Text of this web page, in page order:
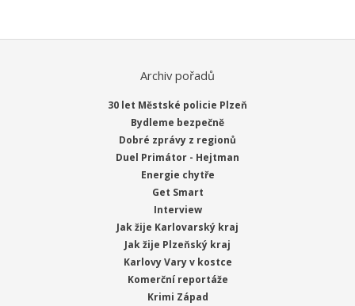
Archiv pořadů
30 let Městské policie Plzeň
Bydleme bezpečně
Dobré zprávy z regionů
Duel Primátor - Hejtman
Energie chytře
Get Smart
Interview
Jak žije Karlovarský kraj
Jak žije Plzeňský kraj
Karlovy Vary v kostce
Komerční reportáže
Krimi Západ